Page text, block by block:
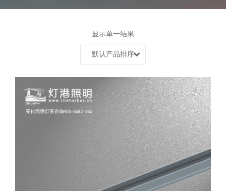
显示单一结果
默认产品排序